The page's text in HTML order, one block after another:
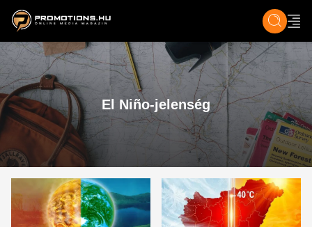
ZENE, FILM & KULT ÉLET TECH &
El Niño-jelenség